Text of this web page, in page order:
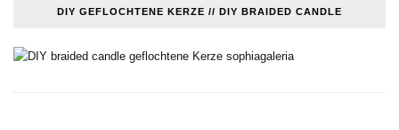
DIY GEFLOCHTENE KERZE // DIY BRAIDED CANDLE